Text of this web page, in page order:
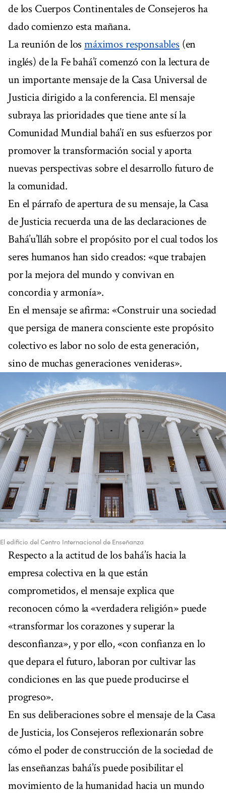
de los Cuerpos Continentales de Consejeros ha
dado comienzo esta mañana.
La reunión de losmáximos responsables (en
inglés) de la Fe bahá’í comenzó con la lectura de
un importante mensaje de la Casa Universal de
Justicia dirigido a la conferencia. El mensaje
subraya las prioridades que tiene ante sí la
Comunidad Mundial bahá’í en sus esfuerzos por
promover la transformación social y aporta
nuevas perspectivas sobre el desarrollo futuro de
la comunidad.
En el párrafo de apertura de su mensaje, la Casa
de Justicia recuerda una de las declaraciones de
Bahá’u’lláh sobre el propósito por el cual todos los
seres humanos han sido creados: «que trabajen
por la mejora del mundo y convivan en
concordia y armonía».
En el mensaje se afirma: «Construir una sociedad
que persiga de manera consciente este propósito
colectivo es labor no solo de esta generación,
sino de muchas generaciones venideras».
El edificio del Centro Internacional de Enseñanza
Respecto a la actitud de los bahá’ís hacia la
empresa colectiva en la que están
comprometidos, el mensaje explica que
reconocen cómo la «verdadera religión» puede
«transformar los corazones y superar la
desconfianza», y por ello, «con confianza en lo
que depara el futuro, laboran por cultivar las
condiciones en las que puede producirse el
progreso».
En sus deliberaciones sobre el mensaje de la Casa
de Justicia, los Consejeros reflexionarán sobre
cómo el poder de construcción de la sociedad de
las enseñanzas bahá’ís puede posibilitar el
movimiento de la humanidad hacia un mundo